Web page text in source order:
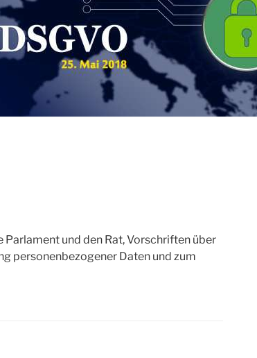
und den Rat, Vorschriften über
personenbezogener Daten und zum